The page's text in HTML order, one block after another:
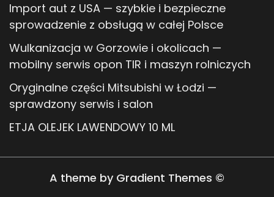
Import aut z USA — szybkie i bezpieczne
sprowadzenie z obsługą w całej Polsce
Wulkanizacja w Gorzowie i okolicach —
mobilny serwis opon TIR i maszyn rolniczych
Oryginalne części Mitsubishi w Łodzi —
sprawdzony serwis i salon
ETJA OLEJEK LAWENDOWY 10 ML
A theme by Gradient Themes ©